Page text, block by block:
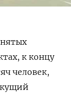
к концу
человек,